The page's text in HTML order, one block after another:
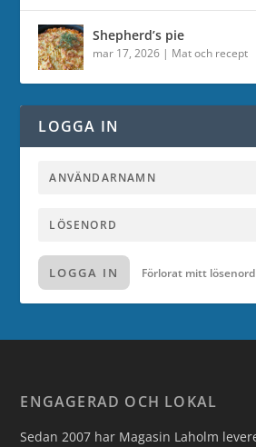
Shepherd’s pie
mar 17, 2026 | Mat och recept
LOGGA IN
LOGGA IN Förlorat mitt lösenord
ENGAGERAD OCH LOKAL
Sedan 2007 har Magasin Laholm